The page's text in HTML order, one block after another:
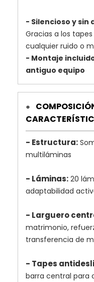
- Silencioso y sin
Gracias a los
cualquier ruido o
- Montaje
antiguo equipo
●
- Estructura:
multiláminas
- Láminas: 20
adaptabilidad
- Larguero
matrimonio,
transferencia de
- Tapes
barra central para